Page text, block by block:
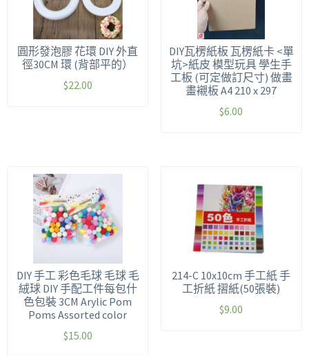
圓形發泡膠 花環 DIY 外直
徑30CM 環 (背部平的）
$22.00
DIY瓦楞紙板 瓦楞紙卡 <單
坑>紙皮 模型玩具 學生手
工板 (可定做訂尺寸) 做畫
畫襯板 A4 210 x 297
$6.00
DIY 手工 彩色毛球 毛球 毛
絨球 DIY 手配工件每包什
色包裝 3CM Arylic Pom
Poms Assorted color
$15.00
214-C 10x10cm 手工紙 手
工折紙 摺紙(50張裝)
$9.00